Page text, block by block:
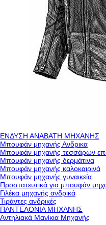
ΕΝΔΥΣΗ ΑΝΑΒΑΤΗ ΜΗΧΑΝΗΣ
Μπουφάν μηχανής Ανδρικα
Μπουφάν μηχανής τεσσάρων
Μπουφάν μηχανής δερμάτινα
Μπουφάν μηχανής καλοκαιρινά
Μπουφάν μηχανής γυναικεία
Προστατευτικά για μπουφάν
Γιλέκα μηχανής ανδρικά
Τιράντες ανδρικές
ΠΑΝΤΕΛΟΝΙΑ ΜΗΧΑΝΗΣ
Αντηλιακά Μανίκια Μηχανής